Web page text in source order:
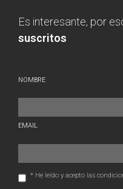
Es interesante, por
suscritos
NOMBRE
EMAIL
* He leído y acepto las